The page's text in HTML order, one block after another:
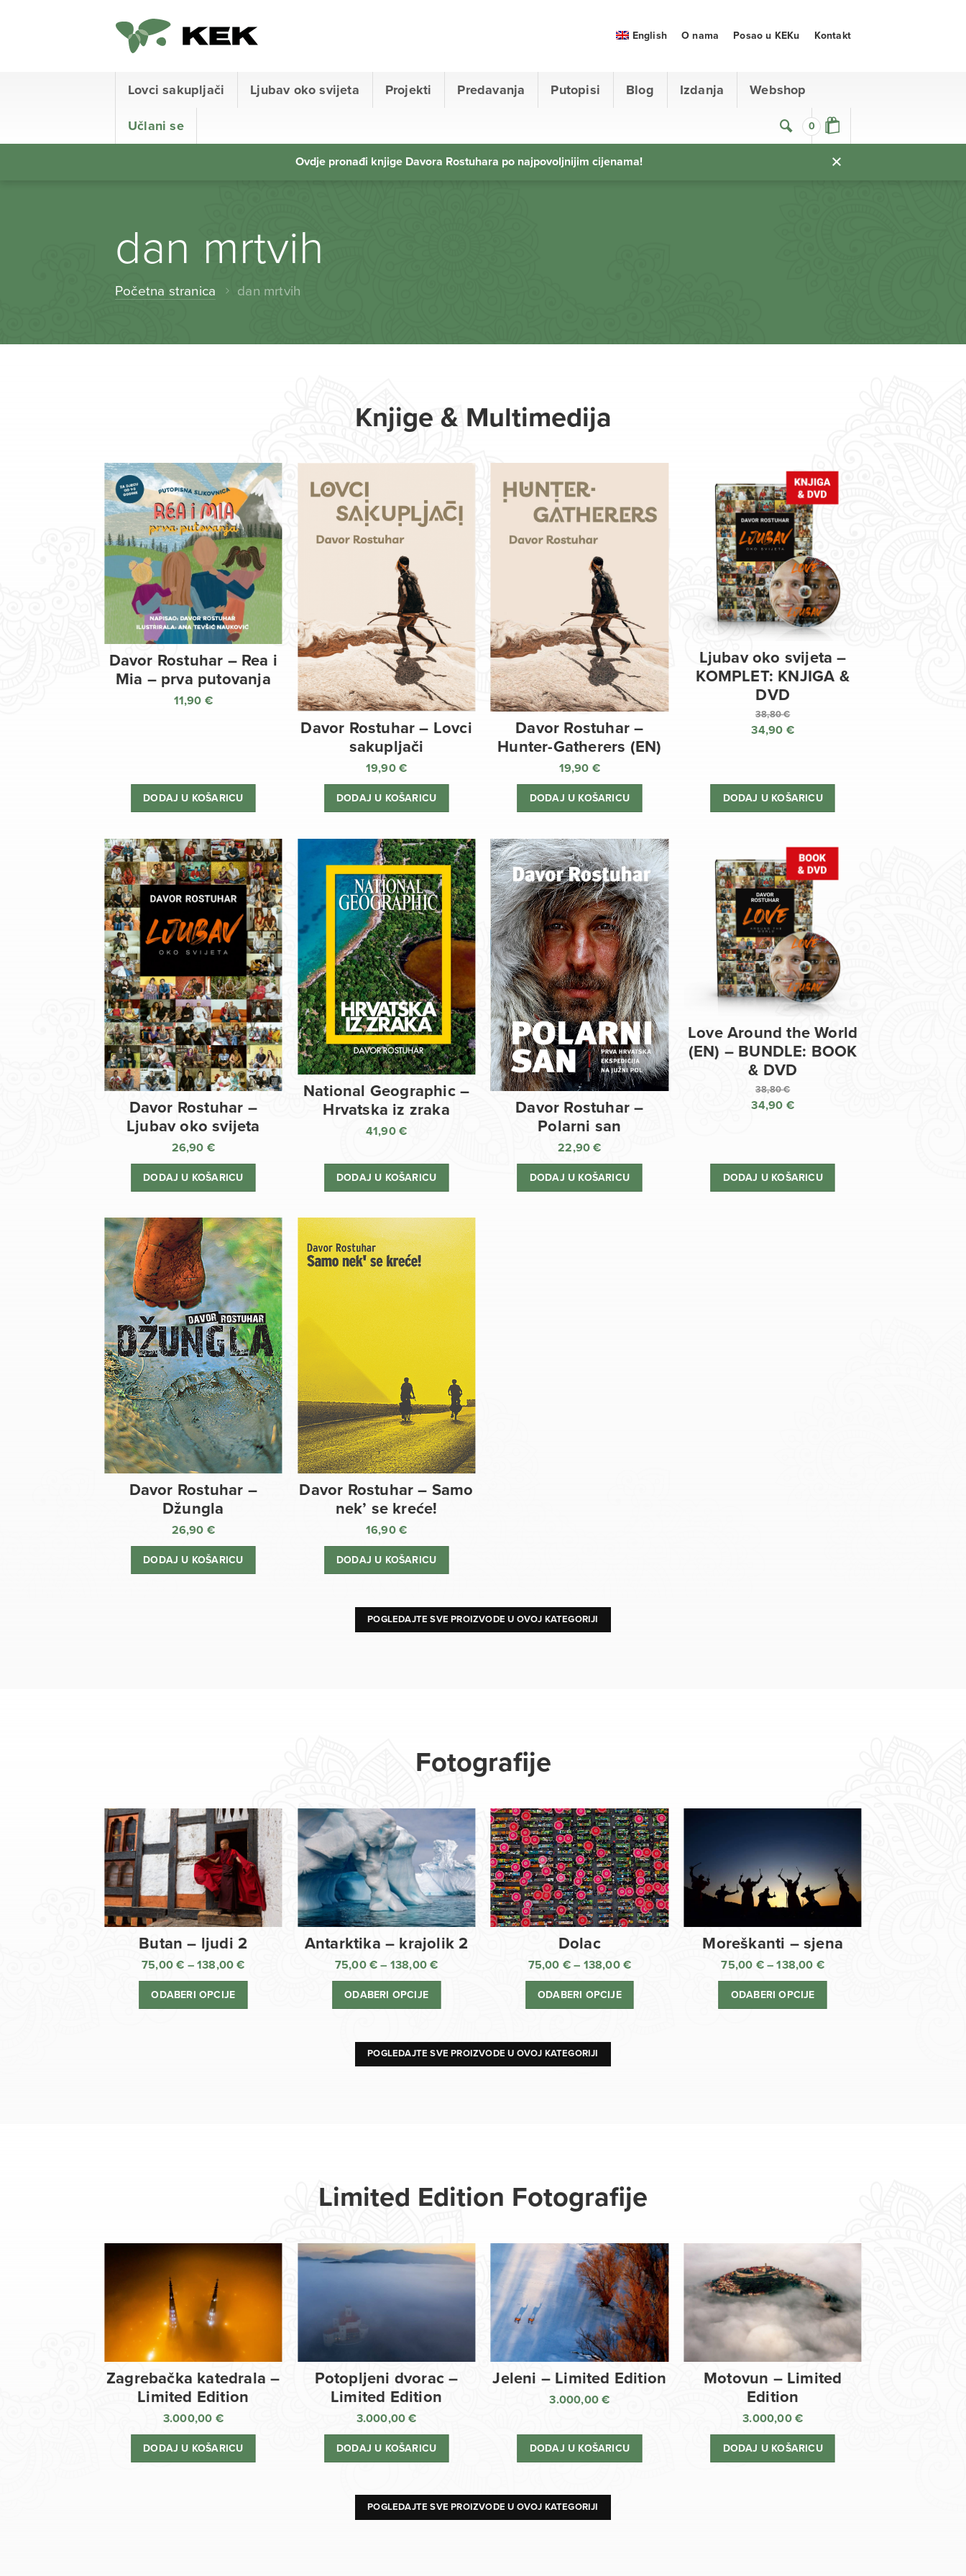
0
Lovci sakupljači Ljubav oko svijeta Projekti Predavanja Putopisi Blog Izdanja Webshop
Učlani se
English O nama Posao u KEKu Kontakt
Ovdje pronađi knjige Davora Rostuhara po najpovoljnijim cijenama!
dan mrtvih
Početna stranica dan mrtvih
Knjige & Multimedija
Davor Rostuhar – Rea i
Mia – prva putovanja
11,90 €
DODAJ U KOŠARICU
Davor Rostuhar – Lovci
sakupljači
19,90€
DODAJ U KOŠARICU
Davor Rostuhar –
Hunter-Gatherers (EN)
19,90 €
DODAJ U KOŠARICU
Ljubav oko svijeta –
KOMPLET: KNJIGA &
DVD
38,80€
Izvorna
je:
38,80 €.
34,90 €
je:
34,90 €.
DODAJ U KOŠARICU
Davor Rostuhar –
Ljubav oko svijeta
26,90 €
DODAJ U KOŠARICU
National Geographic –
Hrvatska iz zraka
41,90€
DODAJ U KOŠARICU
Davor Rostuhar –
Polarni san
22,90€
DODAJ U KOŠARICU
Love Around the World
(EN) – BUNDLE: BOOK
& DVD
38,80€
Izvorna
je:
38,80 €.
34,90 €
je:
34,90 €.
DODAJ U KOŠARICU
Davor Rostuhar –
Džungla
26,90 €
DODAJ U KOŠARICU
Davor Rostuhar – Samo
nek’ se kreće!
16,90€
DODAJ U KOŠARICU
POGLEDAJTE SVE PROIZVODE U OVOJ KATEGORIJI
Fotografije
Butan – ljudi 2
75,00€ – 138,00€
ODABERI OPCIJE
Antarktika – krajolik 2
75,00 € – 138,00€
138,00 €
ODABERI OPCIJE
Dolac
75,00 € – 138,00 €
cijena:
ODABERI OPCIJE
Moreškanti – sjena
75,00 € – 138,00 €Raspon
cijena:
ODABERI OPCIJE
POGLEDAJTE SVE PROIZVODE U OVOJ KATEGORIJI
Limited Edition Fotografije
Zagrebačka katedrala –
Limited Edition
3.000,00 €
DODAJ U KOŠARICU
Potopljeni dvorac –
Limited Edition
3.000,00€
DODAJ U KOŠARICU
Jeleni – Limited Edition
3.000,00€
DODAJ U KOŠARICU
Motovun – Limited
Edition
3.000,00 €
DODAJ U KOŠARICU
POGLEDAJTE SVE PROIZVODE U OVOJ KATEGORIJI